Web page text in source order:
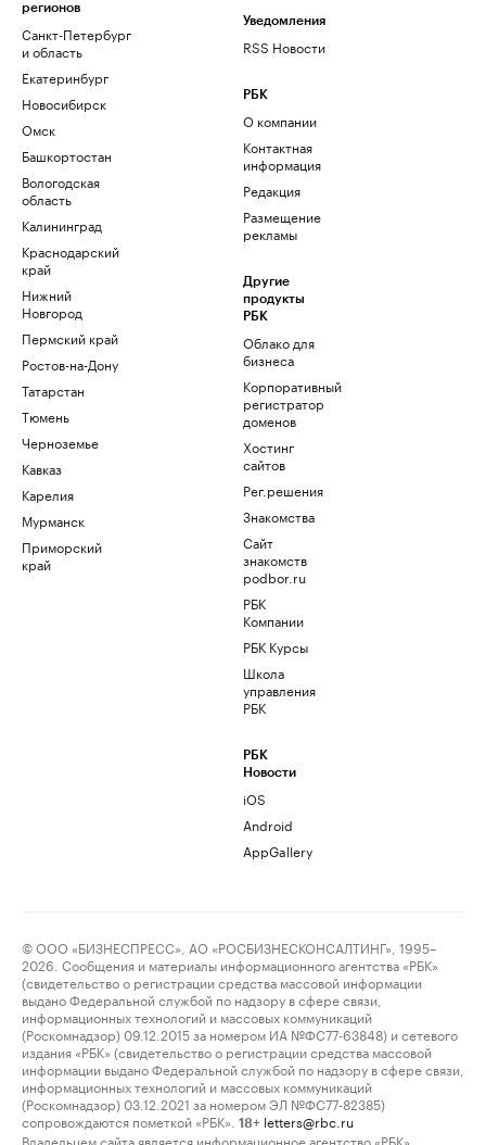
регионов
Санкт-Петербург
и область
Екатеринбург
Новосибирск
Омск
Башкортостан
Вологодская
область
Калининград
Краснодарский
край
Нижний
Новгород
Пермский край
Ростов-на-Дону
Татарстан
Тюмень
Черноземье
Кавказ
Карелия
Мурманск
Приморский
край
Уведомления
RSS Новости
РБК
О компании
Контактная
информация
Редакция
Размещение
рекламы
Другие
продукты
РБК
Облако для
бизнеса
Корпоративный
регистратор
доменов
Хостинг
сайтов
Рег.решения
Знакомства
Сайт
знакомств
podbor.ru
РБК
Компании
РБК Курсы
Школа
управления
РБК
РБК
Новости
iOS
Android
AppGallery
© ООО «БИЗНЕСПРЕСС», АО «РОСБИЗНЕСКОНСАЛТИНГ», 1995–
2026. Сообщения и материалы информационного агентства «РБК»
(свидетельство о регистрации средства массовой информации
выдано Федеральной службой по надзору в сфере связи,
информационных технологий и массовых коммуникаций
(Роскомнадзор) 09.12.2015 за номером ИА №ФС77-63848) и сетевого
издания «РБК» (свидетельство о регистрации средства массовой
информации выдано Федеральной службой по надзору в сфере связи,
информационных технологий и массовых коммуникаций
(Роскомнадзор) 03.12.2021 за номером ЭЛ №ФС77-82385)
сопровождаются пометкой «РБК».
18+ letters@rbc.ru
Владельцем сайта является информационное агентство «РБК».